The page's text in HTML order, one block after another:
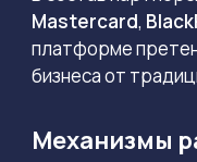
Mastercard,
платформе
бизнеса от
Механизмы